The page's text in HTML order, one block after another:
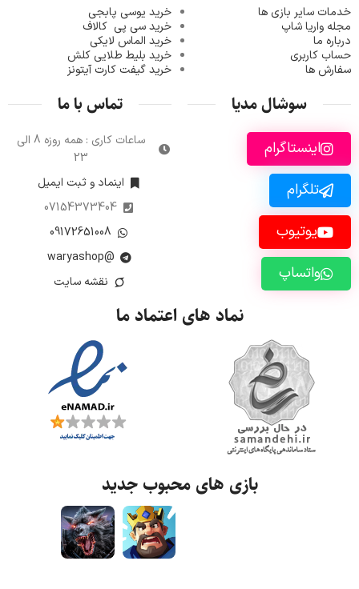
خدمات سایر بازی ها
مجله واریا شاپ
درباره ما
حساب کاربری
سفارش ها
خرید یوسی پابجی
خرید سی پی کالاف
خرید الماس لایکی
خرید بلیط طلایی کلش
خرید گیفت کارت آیتونز
سوشال مدیا
اینستاگرام
تلگرام
یوتیوب
واتساپ
تماس با ما
ساعات کاری : همه روزه 8 الی
23
اینماد و ثبت ایمیل
07154373404
09172651008
@waryashop
نقشه سایت
نماد های اعتماد ما
بازی های محبوب جدید